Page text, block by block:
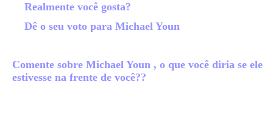
Realmente você gosta?
Dê o seu voto para Michael Youn
Comente sobre Michael Youn , o que você diria se ele
estivesse na frente de você??